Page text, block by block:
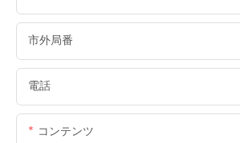
市外局番
電話
コンテンツ